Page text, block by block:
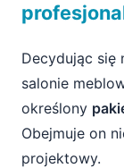
Decydując się
salonie
określony
Obejmuje on
projektowy.